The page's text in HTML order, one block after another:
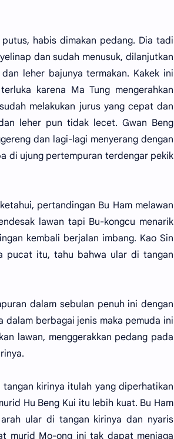
habis dimakan pedang. Dia tadi
dan sudah menusuk, dilanjutkan
leher bajunya termakan. Kakek ini
karena Ma Tung mengerahkan
melakukan jurus yang cepat dan
leher pun tidak lecet. Gwan Beng
dan lagi-lagi menyerang dengan
di ujung pertempuran terdengar pekik
pertandingan Bu Ham melawan
lawan tapi Bu-kongcu menarik
kembali berjalan imbang. Kao Sin
pucat itu, tahu bahwa ular di tangan
dalam sebulan penuh ini dengan
berbagai jenis maka pemuda ini
lawan, menggerakkan pedang pada
kirinya itulah yang diperhatikan
Hu Beng Kui itu lebih kuat. Bu Ham
ular di tangan kirinya dan nyaris
murid Mo-ong ini tak dapat menjaga